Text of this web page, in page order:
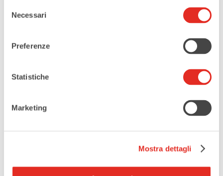
delNecessari
Preferenze
Statistiche
Marketing
Mostra dettagli
Tags:
MEMORIE D’ACQUA